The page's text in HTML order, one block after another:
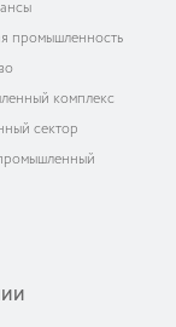
промышленность
комплекс
сектор